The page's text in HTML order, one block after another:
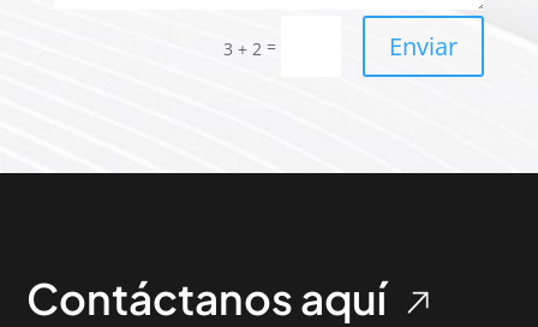
3 + 2 = Enviar
Contáctanos aquí